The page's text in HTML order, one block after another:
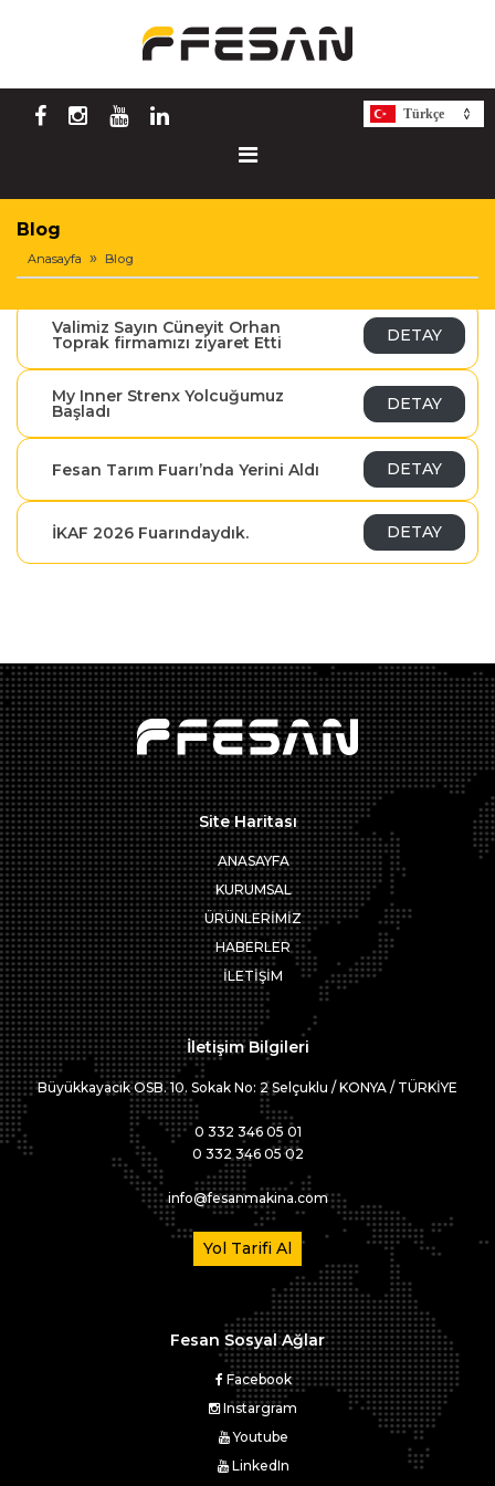
Türkçe
Blog
Anasayfa Blog
Valimiz Sayın Cüneyit Orhan
Toprak firmamızı ziyaret Etti DETAY
My Inner Strenx Yolcuğumuz
Başladı DETAY
Fesan Tarım Fuarı’nda Yerini Aldı DETAY
İKAF 2026 Fuarındaydık. DETAY
Site Haritası
ANASAYFA
KURUMSAL
ÜRÜNLERİMİZ
HABERLER
İLETİŞİM
İletişim Bilgileri
Büyükkayacık OSB. 10. Sokak No: 2 Selçuklu / KONYA / TÜRKİYE
0 332 346 05 01
0 332 346 05 02
info@fesanmakina.com
Yol Tarifi Al
Fesan Sosyal Ağlar
Facebook
Instargram
Youtube
LinkedIn